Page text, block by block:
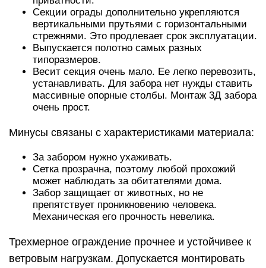
Секции ограды дополнительно укрепляются
вертикальными прутьями с горизонтальными
стрежнями. Это продлевает срок эксплуатации.
Выпускается полотно самых разных
типоразмеров.
Весит секция очень мало. Ее легко перевозить,
устанавливать. Для забора нет нужды ставить
массивные опорные столбы. Монтаж 3Д забора
очень прост.
Минусы связаны с характеристиками материала:
За забором нужно ухаживать.
Сетка прозрачна, поэтому любой прохожий
может наблюдать за обитателями дома.
Забор защищает от животных, но не
препятствует проникновению человека.
Механическая его прочность невелика.
Трехмерное ограждение прочнее и устойчивее к
ветровым нагрузкам. Допускается монтировать